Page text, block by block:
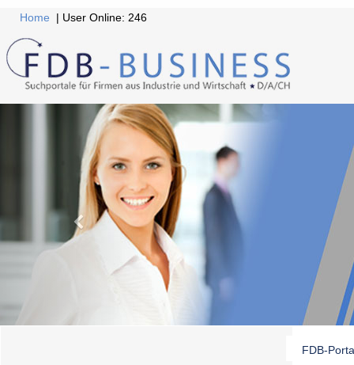
Home | User Online: 246
FDB-